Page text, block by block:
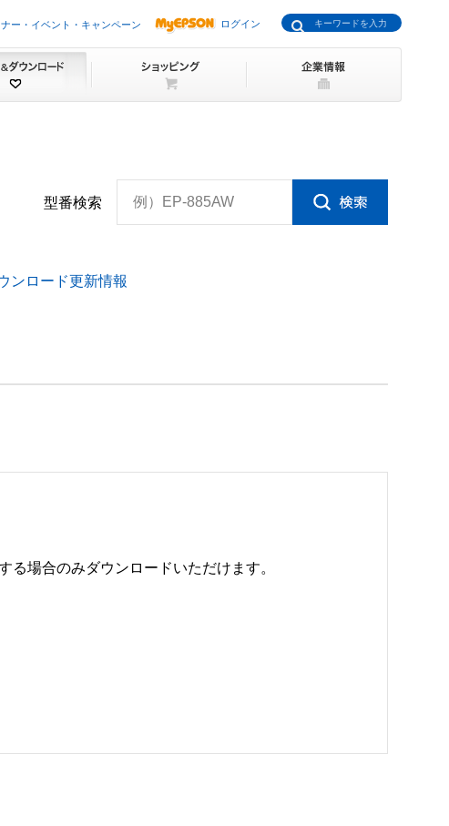
ー・イベント・キャンペーン ログイン
型番検索 例）EP-885AW
ンロード更新情報
る場合のみダウンロードいただけます。